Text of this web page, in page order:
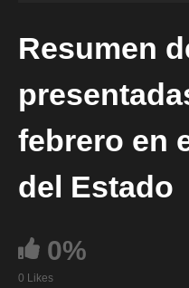
Resumen
febrero en
del Estado
0%
0 Likes